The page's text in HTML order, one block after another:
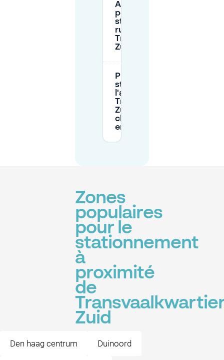
Ai-je besoin d'un
permis pour
stationner dans la
rue à
Transvaalkwartier-
Zuid?
Puis-je réserver un
stationnement à
l'avance près de
Transvaalkwartier-
Zuid au lieu de
chercher une place
en rue?
Zones
populaires
pour le
stationnement
à
proximité
de
Zuid
Den haag centrum Duinoord